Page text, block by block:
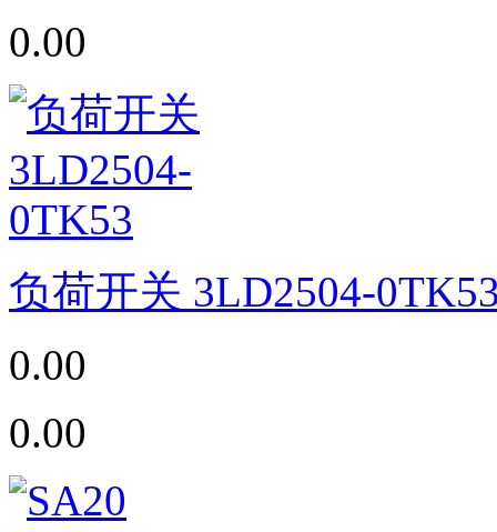
0.00
负荷开关 3LD2504-
0.00
0.00